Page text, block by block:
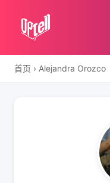
首页 › Alejandra Orozco